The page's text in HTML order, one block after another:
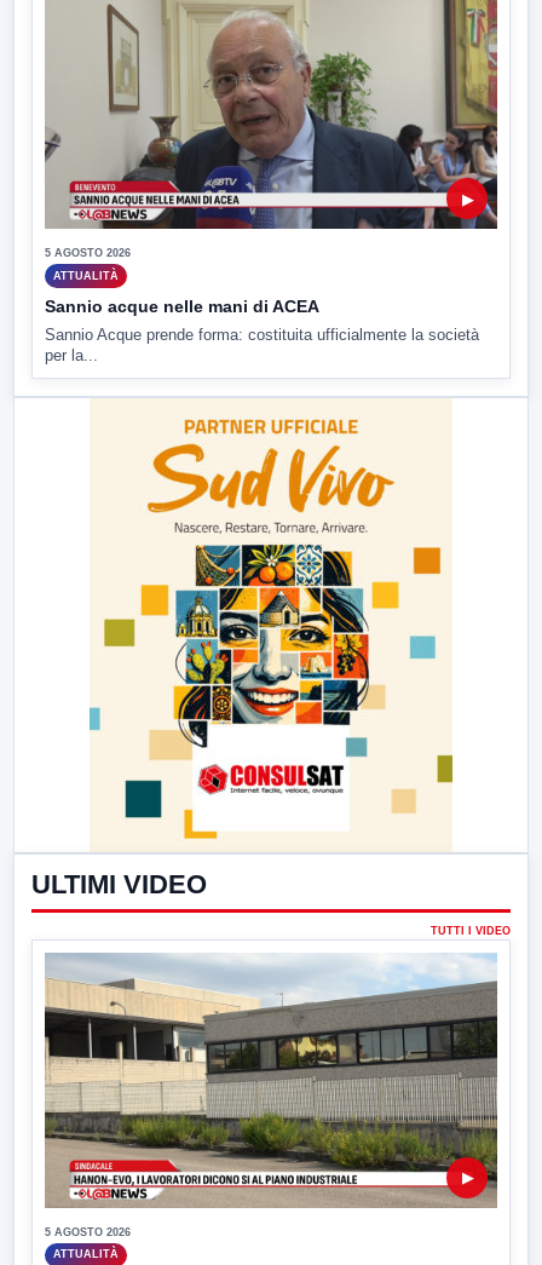
▶
5 AGOSTO 2026
ATTUALITÀ
Sannio acque nelle mani di ACEA
Sannio Acque prende forma: costituita ufficialmente la società
per la...
ULTIMI VIDEO
TUTTI I VIDEO
▶
5 AGOSTO 2026
ATTUALITÀ